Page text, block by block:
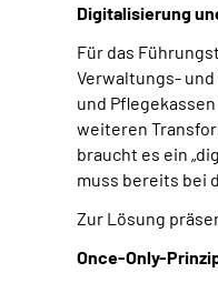
Digitalisierung
Für das
Verwaltungs-
und
weiteren
braucht es ein
muss bereits bei
Zur Lösung
Once-Only-